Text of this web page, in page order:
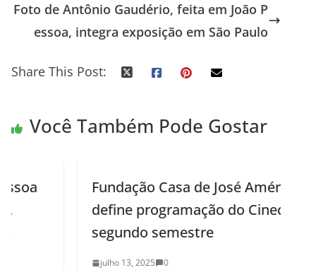
Foto de Antônio Gaudério, feita em João P
essoa, integra exposição em São Paulo
Share This Post:
Você Também Pode Gostar
Fundação Casa de José Américo
define programação do Cineclube do
segundo semestre
julho 13, 2025 0